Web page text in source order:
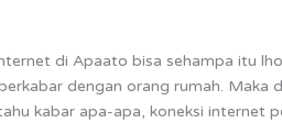
di Apaato bisa sehampa itu
dengan orang rumah. Maka
kabar apa-apa, koneksi internet